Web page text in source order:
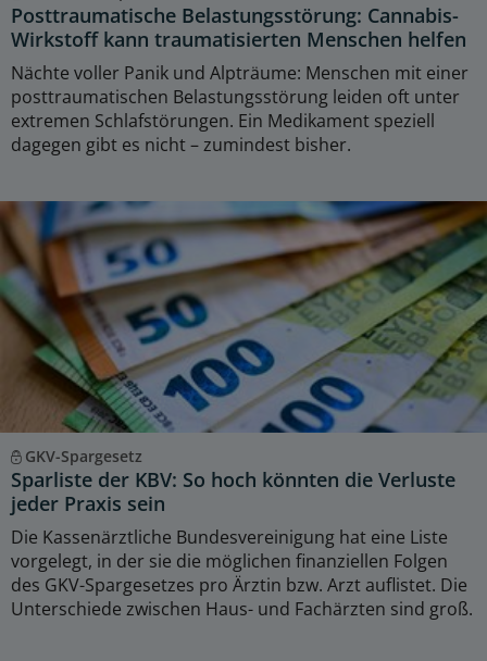
Posttraumatische Belastungsstörung: Cannabis-
Wirkstoff kann traumatisierten Menschen helfen
Nächte voller Panik und Alpträume: Menschen mit einer
posttraumatischen Belastungsstörung leiden oft unter
extremen Schlafstörungen. Ein Medikament speziell
dagegen gibt es nicht – zumindest bisher.
GKV-Spargesetz
Sparliste der KBV: So hoch könnten die Verluste
jeder Praxis sein
Die Kassenärztliche Bundesvereinigung hat eine Liste
vorgelegt, in der sie die möglichen finanziellen Folgen
des GKV-Spargesetzes pro Ärztin bzw. Arzt auflistet. Die
Unterschiede zwischen Haus- und Fachärzten sind groß.